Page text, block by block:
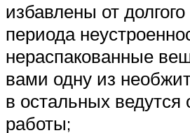
избавлены от
периода
нераспакованные
вами одну из
в остальных ведутся
работы;